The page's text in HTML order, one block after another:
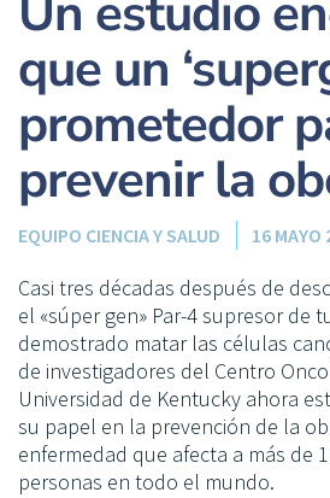
Un estudio
que un
prometedor
prevenir la
EQUIPO CIENCIA Y SALUD 16 MAYO
Casi tres décadas después de
el «súper gen» Par-4 supresor de
demostrado matar las células
de investigadores del Centro
Universidad de Kentucky ahora
su papel en la prevención de la
enfermedad que afecta a más de
personas en todo el mundo.